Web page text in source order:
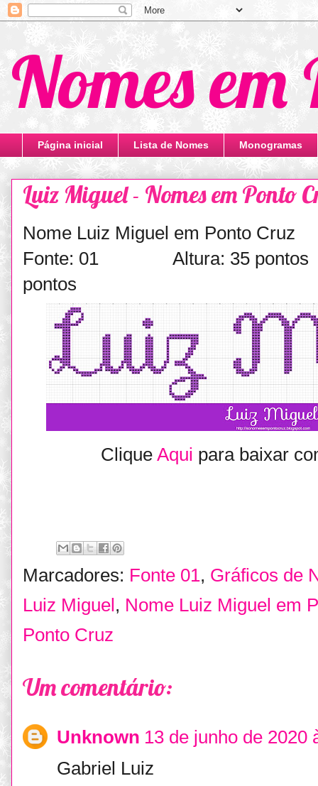
Nomes
Página inicial Lista de Nomes Monogramas
Luiz Miguel - Nomes em Ponto
Nome Luiz Miguel em Ponto Cruz
Fonte: 01 Altura: 35
pontos
Clique Aqui para baixar
Marcadores: Fonte 01, Gráficos de
Luiz Miguel, Nome Luiz Miguel em
Ponto Cruz
Um comentário:
Unknown 13 de junho de 2020
Gabriel Luiz